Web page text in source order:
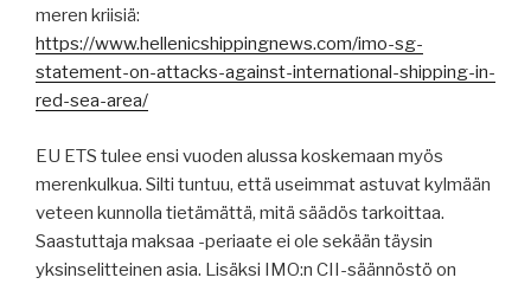
meren kriisiä:
https://www.hellenicshippingnews.com/imo-sg-
statement-on-attacks-against-international-shipping-in-
red-sea-area/
EU ETS tulee ensi vuoden alussa koskemaan myös
merenkulkua. Silti tuntuu, että useimmat astuvat kylmään
veteen kunnolla tietämättä, mitä säädös tarkoittaa.
Saastuttaja maksaa -periaate ei ole sekään täysin
yksinselitteinen asia. Lisäksi IMO:n CII-säännöstö on